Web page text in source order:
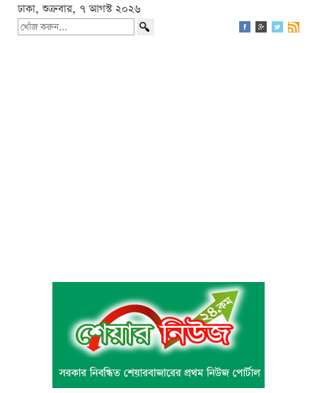
ঢাকা, শুক্রবার, ৭ আগস্ট ২০২৬